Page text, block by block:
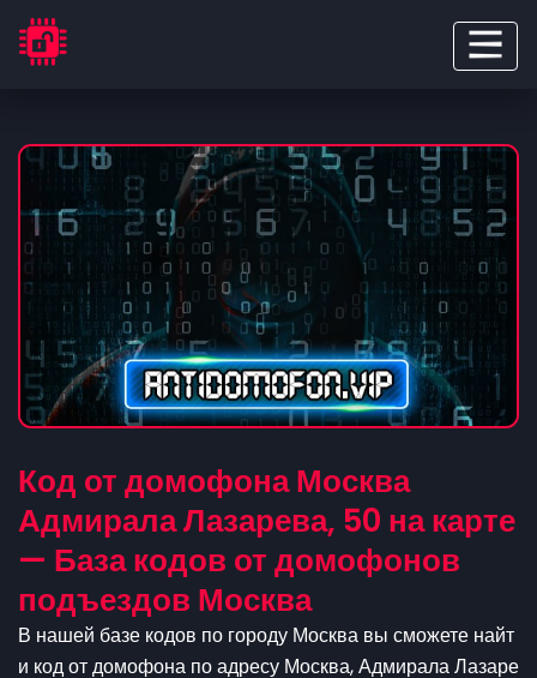
Код от домофона Москва
Адмирала Лазарева, 50 на карте
— База кодов от домофонов
подъездов Москва
В нашей базе кодов по городу Москва вы сможете найт
и код от домофона по адресу Москва, Адмирала Лазаре